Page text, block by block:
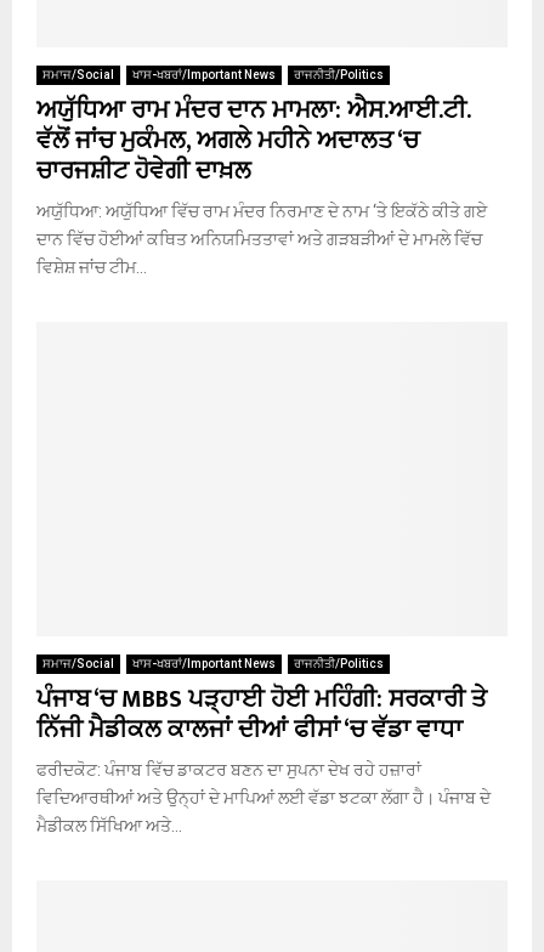
ਸਮਾਜ/Social ਖਾਸ-ਖਬਰਾਂ/Important News ਰਾਜਨੀਤੀ/Politics
ਅਯੁੱਧਿਆ ਰਾਮ ਮੰਦਰ ਦਾਨ ਮਾਮਲਾ: ਐਸ.ਆਈ.ਟੀ.
ਵੱਲੋਂ ਜਾਂਚ ਮੁਕੰਮਲ, ਅਗਲੇ ਮਹੀਨੇ ਅਦਾਲਤ ‘ਚ
ਚਾਰਜਸ਼ੀਟ ਹੋਵੇਗੀ ਦਾਖ਼ਲ
ਅਯੁੱਧਿਆ: ਅਯੁੱਧਿਆ ਵਿੱਚ ਰਾਮ ਮੰਦਰ ਨਿਰਮਾਣ ਦੇ ਨਾਮ ‘ਤੇ ਇਕੱਠੇ ਕੀਤੇ ਗਏ
ਦਾਨ ਵਿੱਚ ਹੋਈਆਂ ਕਥਿਤ ਅਨਿਯਮਿਤਤਾਵਾਂ ਅਤੇ ਗੜਬੜੀਆਂ ਦੇ ਮਾਮਲੇ ਵਿੱਚ
ਵਿਸ਼ੇਸ਼ ਜਾਂਚ ਟੀਮ...
ਸਮਾਜ/Social ਖਾਸ-ਖਬਰਾਂ/Important News ਰਾਜਨੀਤੀ/Politics
ਪੰਜਾਬ ‘ਚ MBBS ਪੜ੍ਹਾਈ ਹੋਈ ਮਹਿੰਗੀ: ਸਰਕਾਰੀ ਤੇ
ਨਿੱਜੀ ਮੈਡੀਕਲ ਕਾਲਜਾਂ ਦੀਆਂ ਫੀਸਾਂ ‘ਚ ਵੱਡਾ ਵਾਧਾ
ਫਰੀਦਕੋਟ: ਪੰਜਾਬ ਵਿੱਚ ਡਾਕਟਰ ਬਣਨ ਦਾ ਸੁਪਨਾ ਦੇਖ ਰਹੇ ਹਜ਼ਾਰਾਂ
ਵਿਦਿਆਰਥੀਆਂ ਅਤੇ ਉਨ੍ਹਾਂ ਦੇ ਮਾਪਿਆਂ ਲਈ ਵੱਡਾ ਝਟਕਾ ਲੱਗਾ ਹੈ। ਪੰਜਾਬ ਦੇ
ਮੈਡੀਕਲ ਸਿੱਖਿਆ ਅਤੇ...